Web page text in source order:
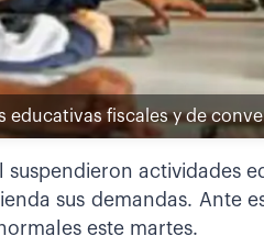
educativas fiscales y de
actividades
sus demandas. Ante
este martes.